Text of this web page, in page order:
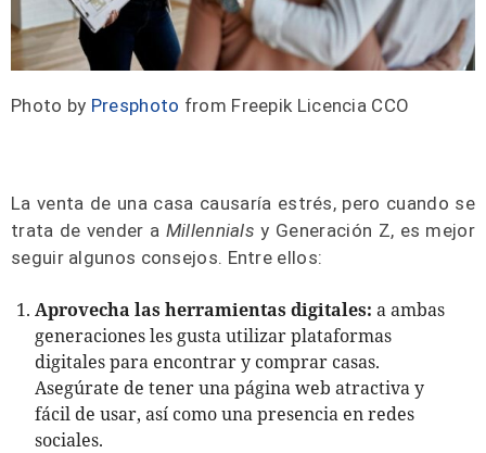
Photo by Presphoto from Freepik Licencia CCO
La venta de una casa causaría estrés, pero cuando se
trata de vender a Millennials y Generación Z, es mejor
seguir algunos consejos. Entre ellos:
Aprovecha las herramientas digitales: a ambas
generaciones les gusta utilizar plataformas
digitales para encontrar y comprar casas.
Asegúrate de tener una página web atractiva y
fácil de usar, así como una presencia en redes
sociales.